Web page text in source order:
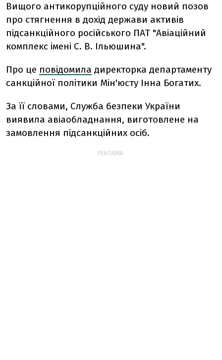
Вищого антикорупційного суду новий позов
про стягнення в дохід держави активів
підсанкційного російського ПАТ "Авіаційний
комплекс імені С. В. Ільюшина".
Про це повідомила директорка департаменту
санкційної політики Мін'юсту Інна Богатих.
За її словами, Служба безпеки України
виявила авіаобладнання, виготовлене на
замовлення підсанкційних осіб.
РЕКЛАМА: